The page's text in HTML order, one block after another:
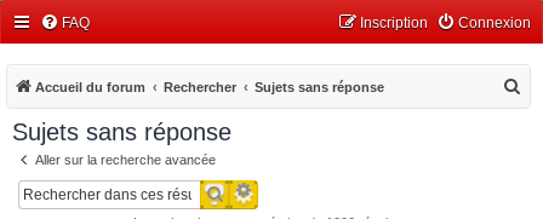
FAQ Connexion
Inscription
Accueil du forum Rechercher Sujets sans réponse
Sujets sans réponse
Aller sur la recherche avancée
Rechercher
Recherche avancée